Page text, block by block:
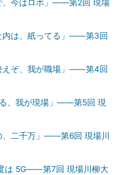
、今はロボ」――第2回 現場
内は、紙ってる」――第3回
えぞ、我が職場」――第4回
る、我が現場」――第5回 現
、二千万」――第6回 現場川
は 5G――第7回 現場川柳大